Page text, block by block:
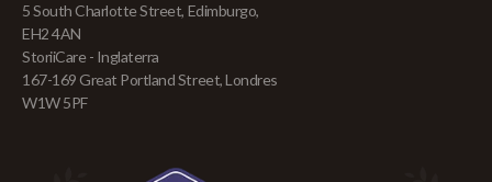
5 South Charlotte Street, Edimburgo,
EH2 4AN
StoriiCare - Inglaterra
167-169 Great Portland Street, Londres
W1W 5PF